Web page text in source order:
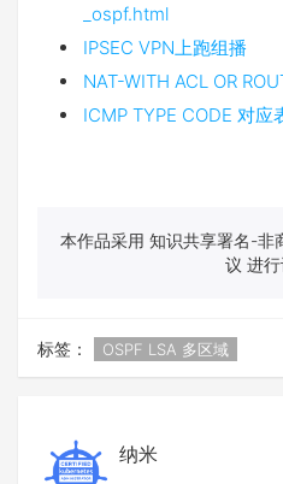
_ospf.html
IPSEC VPN上跑组播
NAT-WITH ACL OR
ICMP TYPE CODE 对应
本作品采用 知识共享署名-
议 进
标签： OSPF LSA 多区域
纳米